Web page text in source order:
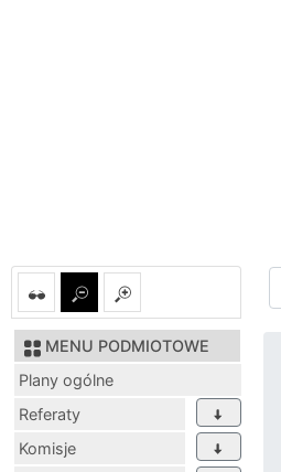
MENU PODMIOTOWE
Plany ogólne
Referaty
Komisje